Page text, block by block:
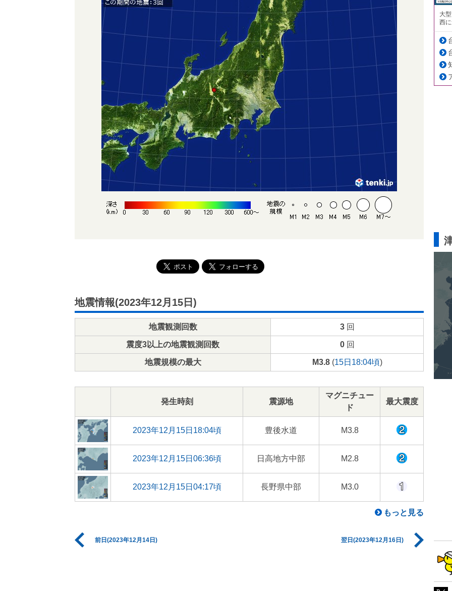
地震情報(2023年12月15日)
地震観測回数 3回
震度3以上の地震観測回数 0回
地震規模の最大 M3.8(15日18:04頃)
発生時刻 震源地
マグニチュー
ド
最大震度
2023年12月15日18:04頃 豊後水道 M3.8
2023年12月15日06:36頃 日高地方中部 M2.8
2023年12月15日04:17頃 長野県中部 M3.0
もっと見る
前日(2023年12月14日) 翌日(2023年12月16日)
大
西